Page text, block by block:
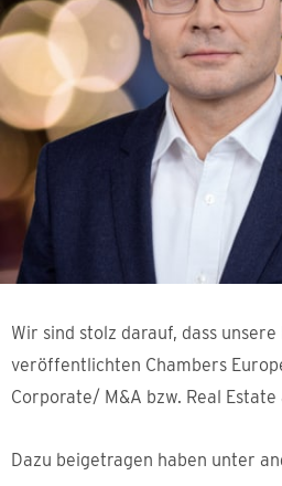
Wir sind stolz darauf, dass
veröffentlichten Chambers
Corporate/ M&A bzw. Real
Dazu beigetragen haben unter